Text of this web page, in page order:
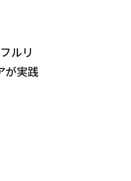
ルリ
が実践